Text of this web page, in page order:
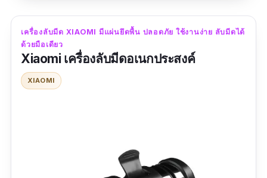
“ลองใช้แล้วค่ะ ดีมาก แต่ไม่สะดวกที่ใช้สายusb
คิดผิด เพราะสายเสียบมีน้อย ชอบ ลับมีดคมดี ไม่
เล็กมาก”
เครื่องลับมีด XIAOMI มีแผ่นยึดพื้น ปลอดภัย ใช้งานง่าย ลับมีดได้
ด้วยมือเดียว
Xiaomi เครื่องลับมีดอเนกประสงค์
XIAOMI